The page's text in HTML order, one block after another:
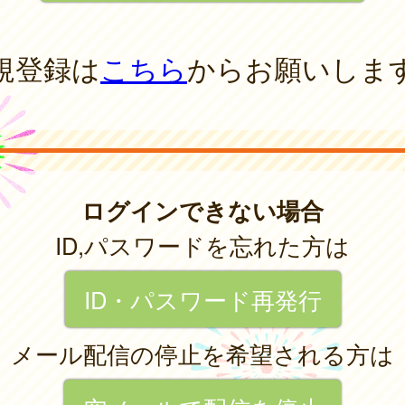
登録はこちらからお願いしま
ログインできない場合
ID,パスワードを忘れた方は
ID・パスワード再発行
メール配信の停止を希望される方は